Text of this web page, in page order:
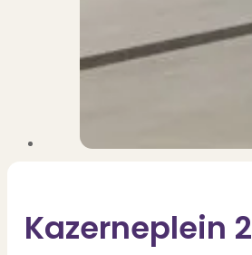
Kazerneplein